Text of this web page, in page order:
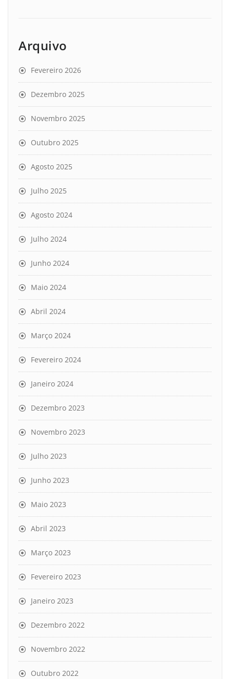
Arquivo
Fevereiro 2026
Dezembro 2025
Novembro 2025
Outubro 2025
Agosto 2025
Julho 2025
Agosto 2024
Julho 2024
Junho 2024
Maio 2024
Abril 2024
Março 2024
Fevereiro 2024
Janeiro 2024
Dezembro 2023
Novembro 2023
Julho 2023
Junho 2023
Maio 2023
Abril 2023
Março 2023
Fevereiro 2023
Janeiro 2023
Dezembro 2022
Novembro 2022
Outubro 2022